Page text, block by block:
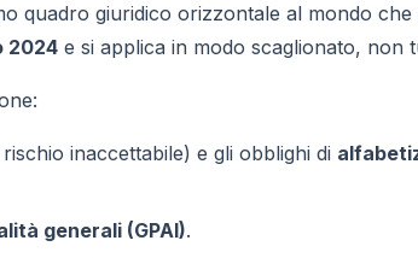
quadro giuridico orizzontale al mondo che
2024 e si applica in modo scaglionato, non
inaccettabile) e gli obblighi di
generali (GPAI).